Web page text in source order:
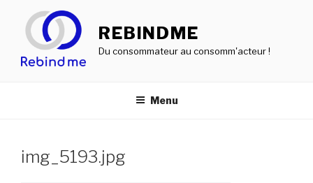
contenu
principal
REBINDME
Du consommateur au consomm'acteur !
Menu
img_5193.jpg